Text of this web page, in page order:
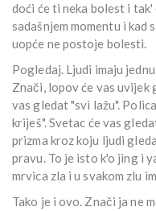
doći će ti neka bolest i tak'
sadašnjem momentu i
uopće ne postoje bolesti.
Pogledaj. Ljudi imaju
Znači, lopov će vas uvijek
vas gledat "svi lažu".
kriješ". Svetac će vas
prizma kroz koju ljudi
pravu. To je isto k'o jing i
mrvica zla i u svakom zlu
Tako je i ovo. Znači ja ne